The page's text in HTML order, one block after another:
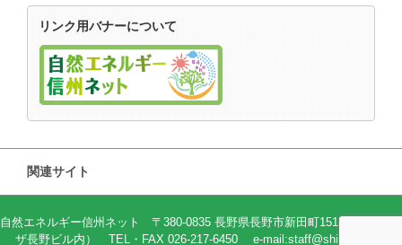
リンク用バナーについて
関連サイト
自然エネルギー信州ネット 〒380-0835 長野県長野市新田町1513-2（82プラ
ザ長野ビル内） TEL・FAX 026-217-6450 e-mail:staff@shin-ene.net